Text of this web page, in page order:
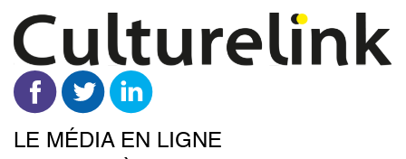
LE MÉDIA EN LIGNE